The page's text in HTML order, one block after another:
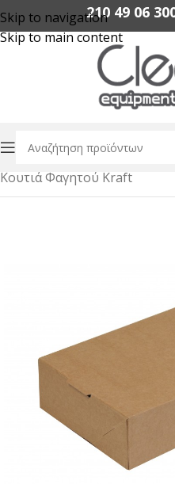
Skip to navigation
Skip to main content
210 49 06
Αρχική σελίδα/Συσκευασία
Κουτιά Φαγητού Kraft